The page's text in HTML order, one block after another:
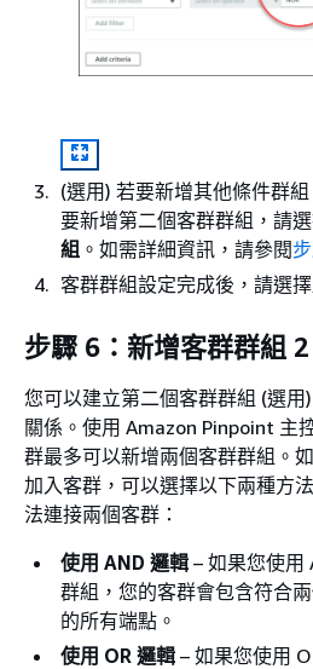
(選用) 若要新增其他條件群
要新增第二個客群群組，請
組 。如需詳細資訊，請參閱
客群群組設定完成後，請選擇
步驟 6：新增客群群組 2
您可以建立第二個客群群組 (選
關係。使用 Amazon Pinpoint 主
群最多可以新增兩個客群群組。
加入客群，可以選擇以下兩種方
法連接兩個客群：
使用 AND 邏輯 – 如果您使用
群組，您的客群會包含符合
的所有端點。
使用 OR 邏輯 – 如果您使用